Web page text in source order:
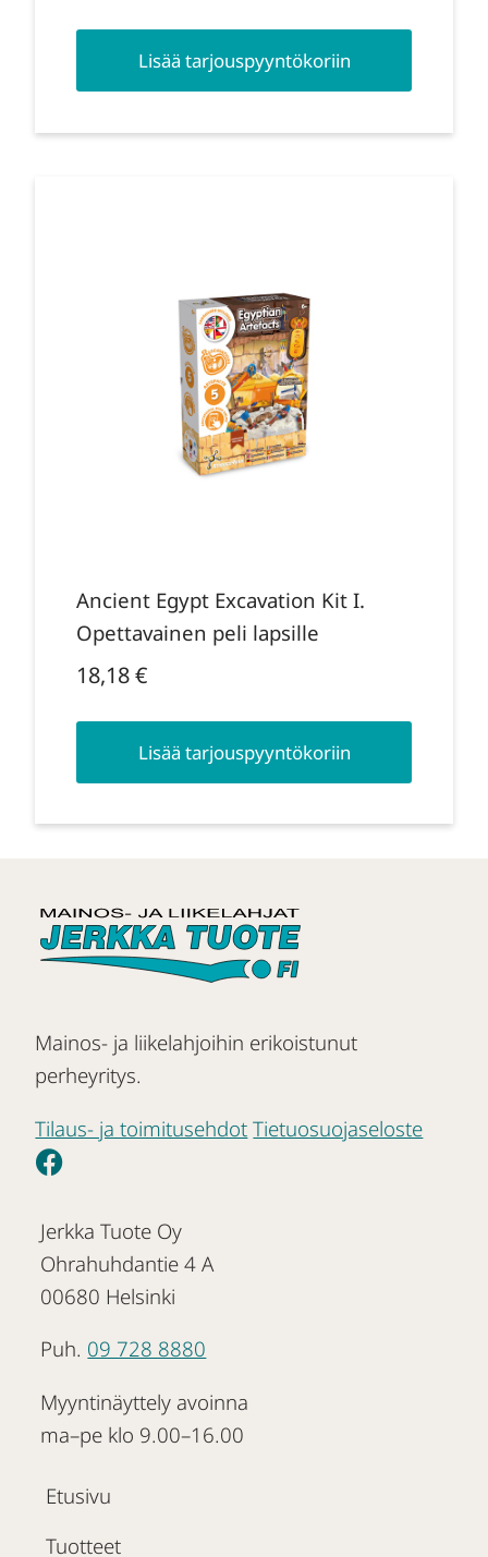
Lisää tarjouspyyntökoriin
Ancient Egypt Excavation Kit I.
Opettavainen peli lapsille
18,18€
Lisää tarjouspyyntökoriin
Mainos- ja liikelahjoihin erikoistunut
perheyritys.
Tilaus- ja toimitusehdot Tietuosuojaseloste
Jerkka Tuote Oy
Ohrahuhdantie 4 A
00680 Helsinki
Puh. 09 728 8880
Myyntinäyttely avoinna
ma–pe klo 9.00–16.00
Etusivu
Tuotteet